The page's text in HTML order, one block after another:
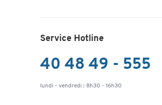
Service Hotline
40 48 49 - 555
lundi - vendredi : 8h30 - 16h30